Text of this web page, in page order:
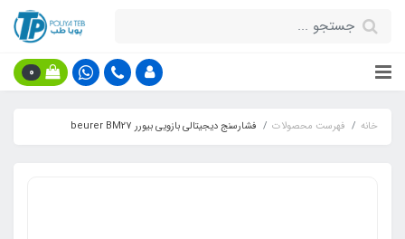
0
خانه فهرست محصولات فشارسنج دیجیتالی بازویی بیورر beurer BM27